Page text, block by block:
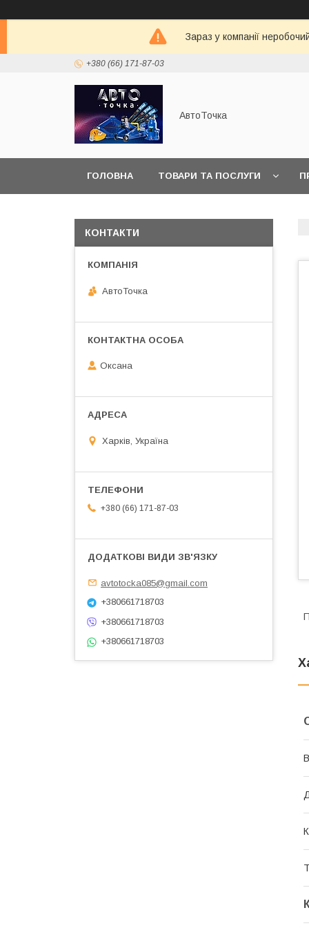
Зараз у компанії
+380 (66) 171-87-03
АвтоТочка
ГОЛОВНА ТОВАРИ ТА ПОСЛУГИ
КОНТАКТИ
АвтоТочка
Оксана
Харків, Україна
+380 (66) 171-87-03
avtotocka085@gmail.com
+380661718703
+380661718703
+380661718703